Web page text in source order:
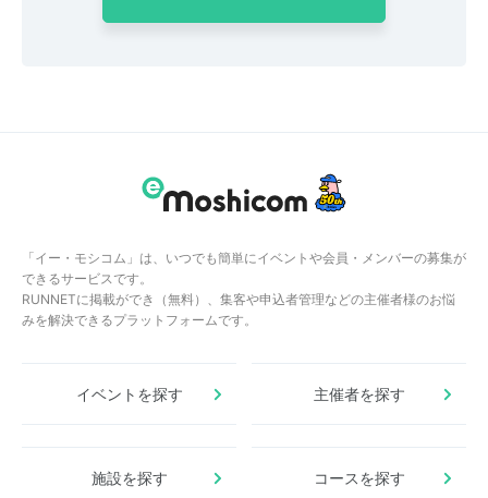
「イー・モシコム」は、いつでも簡単にイベントや会員・メンバーの募集が
できるサービスです。
RUNNETに掲載ができ（無料）、集客や申込者管理などの主催者様のお悩
みを解決できるプラットフォームです。
イベントを探す 主催者を探す
施設を探す コースを探す